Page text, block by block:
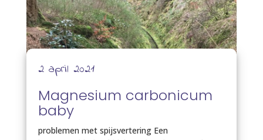
2 april 2021
Magnesium carbonicum
baby
problemen met spijsvertering Een